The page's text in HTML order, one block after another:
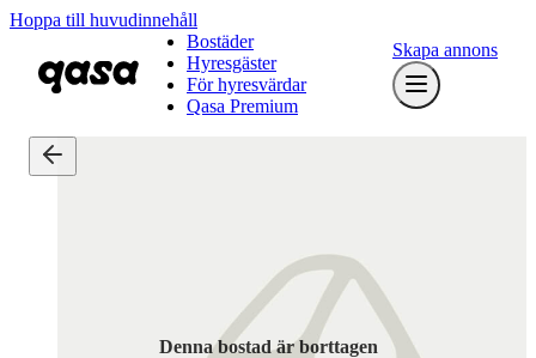
Hoppa till huvudinnehåll
Bostäder
Hyresgäster
För hyresvärdar
Qasa Premium
Skapa annons
Denna bostad är borttagen